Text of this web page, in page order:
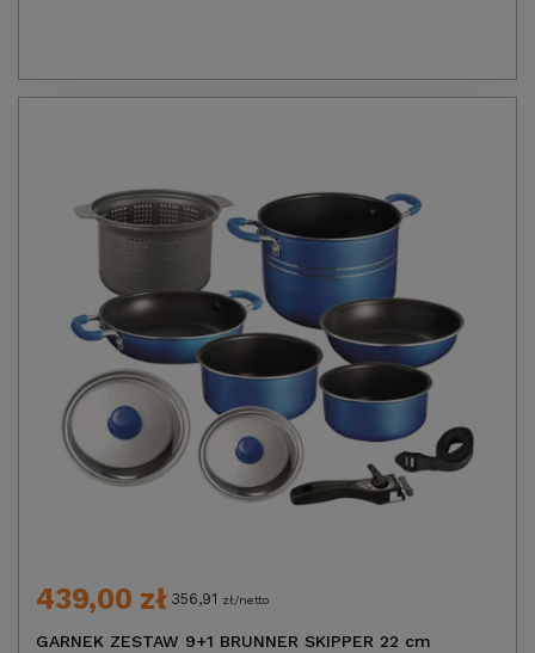
439,00 zł 356,91 zł/netto
GARNEK ZESTAW 9+1 BRUNNER SKIPPER 22 cm